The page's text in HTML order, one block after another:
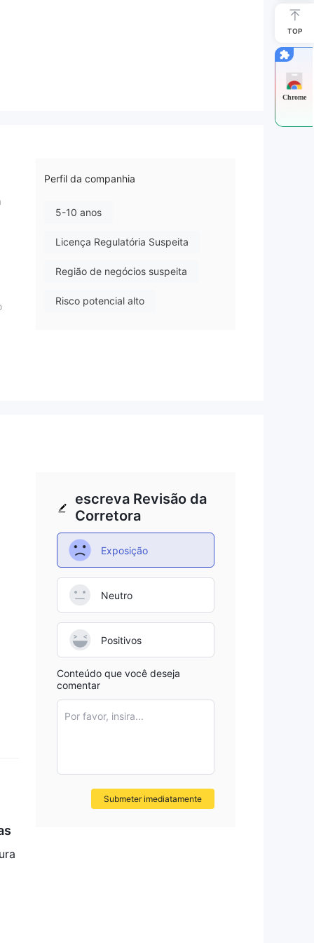
Perfil da companhia
5-10 anos
Licença Regulatória Suspeita
Região de negócios suspeita
Risco potencial alto
escreva Revisão da
Corretora
Exposição
Neutro
Positivos
Conteúdo que você deseja
comentar
Por favor, insira...
Submeter imediatamente
TOP
Chrome